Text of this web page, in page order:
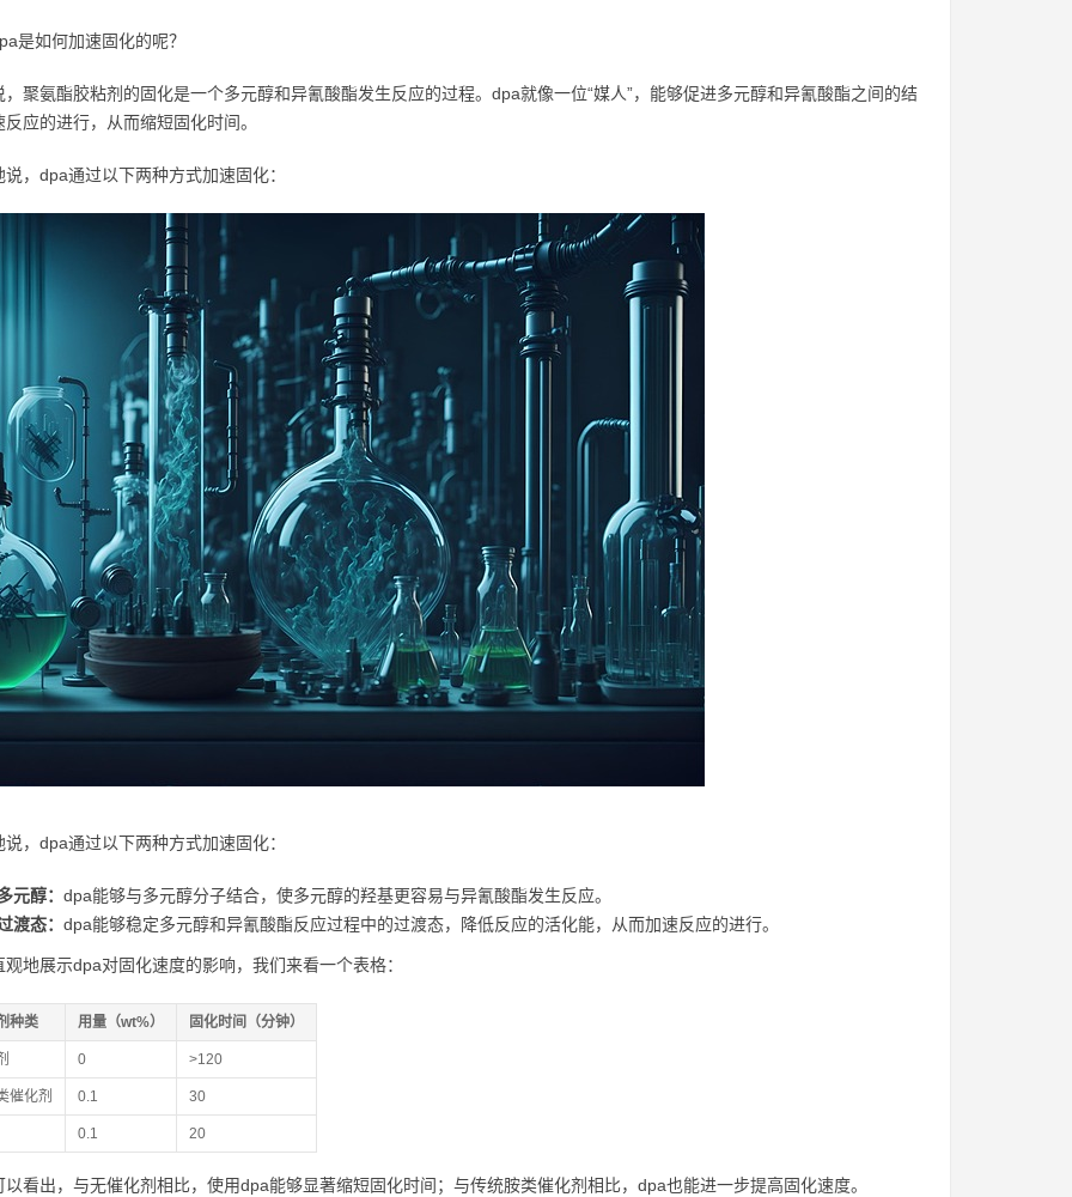
是如何加速固化的呢？
，聚氨酯胶粘剂的固化是一个多元醇和异氰酸酯发生反应的过程。dpa就像一位“媒人”，能够促进多元醇和异氰酸酯之间的结
应的进行，从而缩短固化时间。
说，dpa通过以下两种方式加速固化：
说，dpa通过以下两种方式加速固化：
元醇： dpa能够与多元醇分子结合，使多元醇的羟基更容易与异氰酸酯发生反应。
渡态： dpa能够稳定多元醇和异氰酸酯反应过程中的过渡态，降低反应的活化能，从而加速反应的进行。
观地展示dpa对固化速度的影响，我们来看一个表格：
种类 用量（wt%） 固化时间（分钟）
0 >120
催化剂 0.1 30
0.1 20
以看出，与无催化剂相比，使用dpa能够显著缩短固化时间；与传统胺类催化剂相比，dpa也能进一步提高固化速度。